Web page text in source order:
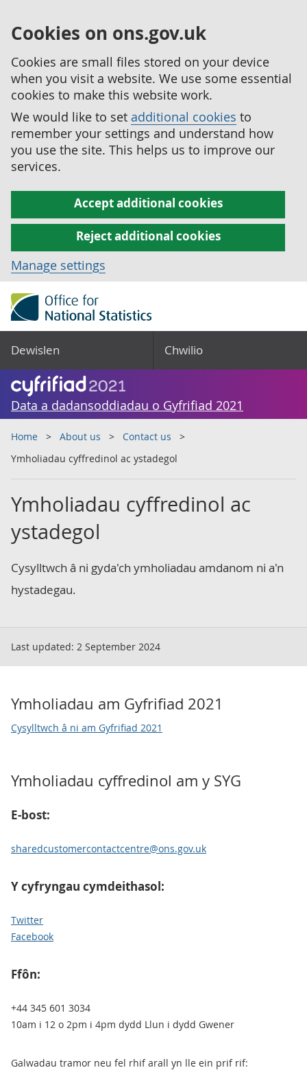
Cookies on ons.gov.uk
Cookies are small files stored on your device
when you visit a website. We use some essential
cookies to make this website work.
We would like to set additional cookies to
remember your settings and understand how
you use the site. This helps us to improve our
services.
Accept additional cookies
Reject additional cookies
Manage settings
Dewislen Chwilio
Data a dadansoddiadau o Gyfrifiad 2021
Home About us
Contact us
Ymholiadau cyffredinol ac ystadegol
Ymholiadau cyffredinol ac
ystadegol
Cysylltwch â ni gyda'ch ymholiadau amdanom ni a'n
hystadegau.
Last updated: 2 September 2024
Ymholiadau am Gyfrifiad 2021
Cysylltwch â ni am Gyfrifiad 2021
Ymholiadau cyffredinol am y SYG
E-bost:
sharedcustomercontactcentre@ons.gov.uk
Y cyfryngau cymdeithasol:
Twitter
Facebook
Ffôn:
+44 345 601 3034
10am i 12 o 2pm i 4pm dydd Llun i dydd Gwener
Galwadau tramor neu fel rhif arall yn lle ein prif rif: